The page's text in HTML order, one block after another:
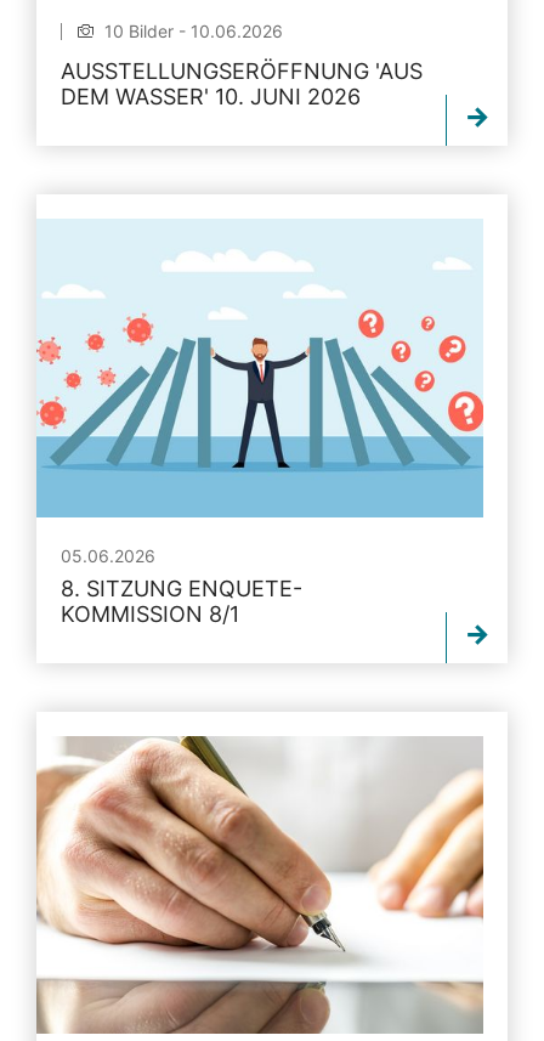
10 Bilder - 10.06.2026
AUSSTELLUNGSERÖFFNUNG 'AUS
DEM WASSER' 10. JUNI 2026
05.06.2026
8. SITZUNG ENQUETE-
KOMMISSION 8/1